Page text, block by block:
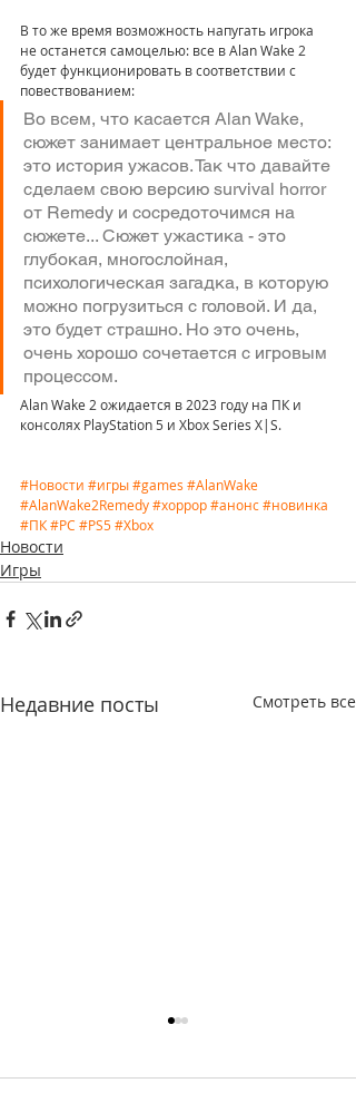
В то же время возможность напугать игрока
не останется самоцелью: все в Alan Wake 2
будет функционировать в соответствии с
повествованием:
Во всем, что касается Alan Wake,
сюжет занимает центральное место:
это история ужасов. Так что давайте
сделаем свою версию survival horror
от Remedy и сосредоточимся на
сюжете... Сюжет ужастика - это
глубокая, многослойная,
психологическая загадка, в которую
можно погрузиться с головой. И да,
это будет страшно. Но это очень,
очень хорошо сочетается с игровым
процессом.
Alan Wake 2 ожидается в 2023 году на ПК и
консолях PlayStation 5 и Xbox Series X|S.
#Новости #игры#games #AlanWake
#AlanWake2Remedy#хоррор#анонс#новинка
#ПК#PC #PS5#Xbox
Новости
Игры
Недавние посты Смотреть все